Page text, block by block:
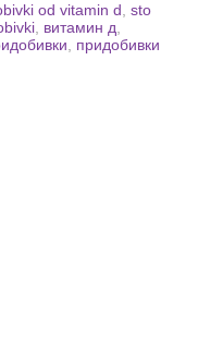
od vitamin d, sto
, витамин д,
, придобивки